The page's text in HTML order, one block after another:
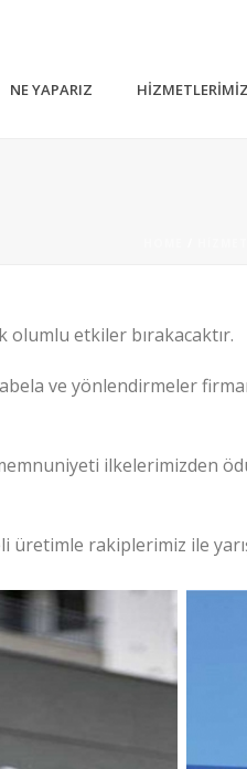
NE YAPARIZ HIZMETLERIMIZ
olumlu etkiler bırakacaktır.
ve yönlendirmeler
ilkelerimizden
üretimle rakiplerimiz ile